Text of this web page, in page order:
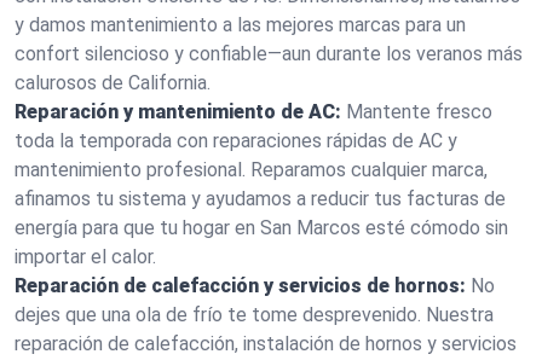
y damos mantenimiento a las mejores marcas para un
confort silencioso y confiable—aun durante los veranos más
calurosos de California.
Reparación y mantenimiento de AC: Mantente fresco
toda la temporada con reparaciones rápidas de AC y
mantenimiento profesional. Reparamos cualquier marca,
afinamos tu sistema y ayudamos a reducir tus facturas de
energía para que tu hogar en San Marcos esté cómodo sin
importar el calor.
Reparación de calefacción y servicios de hornos: No
dejes que una ola de frío te tome desprevenido. Nuestra
reparación de calefacción, instalación de hornos y servicios